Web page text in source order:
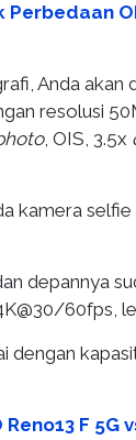
Perbedaan
Anda akan
resolusi
, OIS, 3.5x
kamera
depannya
60fps,
dengan
Reno13 F 5G